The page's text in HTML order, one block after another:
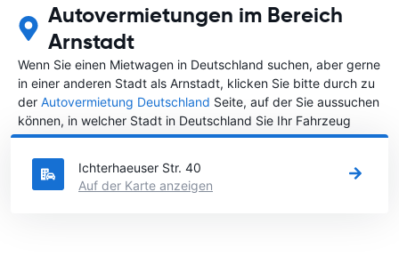
Autovermietungen im Bereich
Arnstadt
Wenn Sie einen Mietwagen in Deutschland suchen, aber gerne
in einer anderen Stadt als Arnstadt, klicken Sie bitte durch zu
der Autovermietung Deutschland Seite, auf der Sie aussuchen
können, in welcher Stadt in Deutschland Sie Ihr Fahrzeug
mieten wollen.
Ichterhaeuser Str. 40
Auf der Karte anzeigen